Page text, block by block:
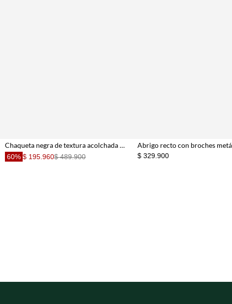
Chaqueta negra de textura acolchada para hombre
60% $ 195.960$ 489.900 $ 329.900